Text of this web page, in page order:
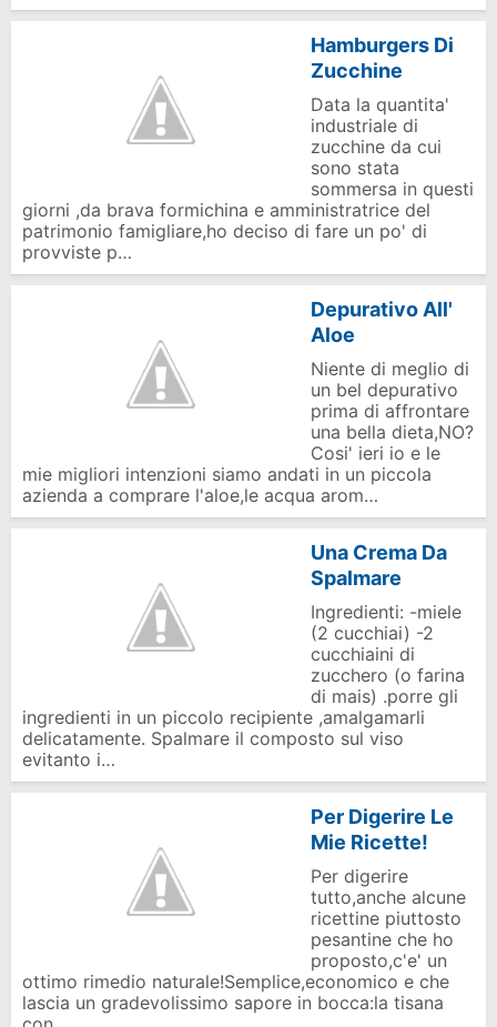
Hamburgers Di
Zucchine
Data la quantita'
industriale di
zucchine da cui
sono stata
sommersa in questi
giorni ,da brava formichina e amministratrice del
patrimonio famigliare,ho deciso di fare un po' di
provviste p…
Depurativo All'
Aloe
Niente di meglio di
un bel depurativo
prima di affrontare
una bella dieta,NO?
Cosi' ieri io e le
mie migliori intenzioni siamo andati in un piccola
azienda a comprare l'aloe,le acqua arom…
Una Crema Da
Spalmare
Ingredienti: -miele
(2 cucchiai) -2
cucchiaini di
zucchero (o farina
di mais) .porre gli
ingredienti in un piccolo recipiente ,amalgamarli
delicatamente. Spalmare il composto sul viso
evitanto i…
Per Digerire Le
Mie Ricette!
Per digerire
tutto,anche alcune
ricettine piuttosto
pesantine che ho
proposto,c'e' un
ottimo rimedio naturale!Semplice,economico e che
lascia un gradevolissimo sapore in bocca:la tisana